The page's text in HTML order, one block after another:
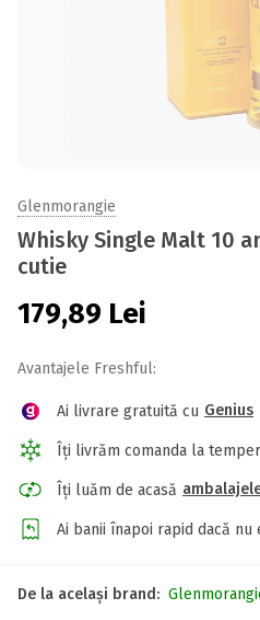
Glenmorangie
Whisky Single Malt 10
cutie
179,89 Lei
Avantajele Freshful:
Ai livrare gratuită cu Genius
Îți livrăm comanda la
Îți luăm de acasă
Ai banii înapoi rapid dacă
De la același brand: